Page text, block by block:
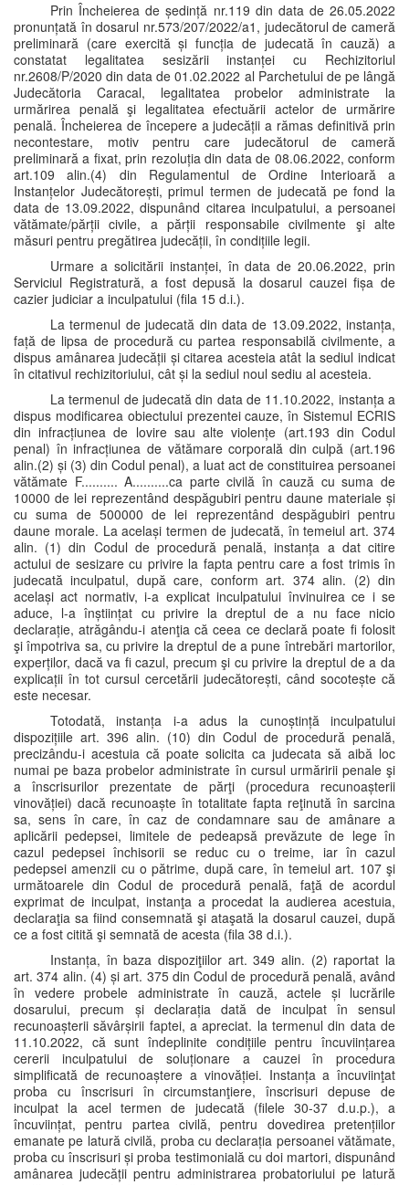
Prin Încheierea de ședință nr.119 din data de 26.05.2022
pronunțată în dosarul nr.573/207/2022/a1, judecătorul de cameră
preliminară (care exercită și funcția de judecată în cauză) a
constatat legalitatea sesizării instanței cu Rechizitoriul
nr.2608/P/2020 din data de 01.02.2022 al Parchetului de pe lângă
Judecătoria Caracal, legalitatea probelor administrate la
urmărirea penală şi legalitatea efectuării actelor de urmărire
penală. Încheierea de începere a judecății a rămas definitivă prin
necontestare, motiv pentru care judecătorul de cameră
preliminară a fixat, prin rezoluția din data de 08.06.2022, conform
art.109 alin.(4) din Regulamentul de Ordine Interioară a
Instanțelor Judecătorești, primul termen de judecată pe fond la
data de 13.09.2022, dispunând citarea inculpatului, a persoanei
vătămate/părții civile, a părții responsabile civilmente şi alte
măsuri pentru pregătirea judecății, în condițiile legii.
Urmare a solicitării instanței, în data de 20.06.2022, prin
Serviciul Registratură, a fost depusă la dosarul cauzei fișa de
cazier judiciar a inculpatului (fila 15 d.i.).
La termenul de judecată din data de 13.09.2022, instanța,
față de lipsa de procedură cu partea responsabilă civilmente, a
dispus amânarea judecății și citarea acesteia atât la sediul indicat
în citativul rechizitoriului, cât și la sediul noul sediu al acesteia.
La termenul de judecată din data de 11.10.2022, instanța a
dispus modificarea obiectului prezentei cauze, în Sistemul ECRIS
din infracțiunea de lovire sau alte violențe (art.193 din Codul
penal) în infracțiunea de vătămare corporală din culpă (art.196
alin.(2) și (3) din Codul penal), a luat act de constituirea persoanei
vătămate F.......... A..........ca parte civilă în cauză cu suma de
10000 de lei reprezentând despăgubiri pentru daune materiale și
cu suma de 500000 de lei reprezentând despăgubiri pentru
daune morale. La același termen de judecată, în temeiul art. 374
alin. (1) din Codul de procedură penală, instanța a dat citire
actului de sesizare cu privire la fapta pentru care a fost trimis în
judecată inculpatul, după care, conform art. 374 alin. (2) din
același act normativ, i-a explicat inculpatului învinuirea ce i se
aduce, l-a înștiințat cu privire la dreptul de a nu face nicio
declarație, atrăgându-i atenţia că ceea ce declară poate fi folosit
şi împotriva sa, cu privire la dreptul de a pune întrebări martorilor,
experților, dacă va fi cazul, precum şi cu privire la dreptul de a da
explicații în tot cursul cercetării judecătorești, când socotește că
este necesar.
Totodată, instanța i-a adus la cunoștință inculpatului
dispozițiile art. 396 alin. (10) din Codul de procedură penală,
precizându-i acestuia că poate solicita ca judecata să aibă loc
numai pe baza probelor administrate în cursul urmăririi penale şi
a înscrisurilor prezentate de părţi (procedura recunoașterii
vinovăției) dacă recunoaște în totalitate fapta reţinută în sarcina
sa, sens în care, în caz de condamnare sau de amânare a
aplicării pedepsei, limitele de pedeapsă prevăzute de lege în
cazul pedepsei închisorii se reduc cu o treime, iar în cazul
pedepsei amenzii cu o pătrime, după care, în temeiul art. 107 şi
următoarele din Codul de procedură penală, faţă de acordul
exprimat de inculpat, instanţa a procedat la audierea acestuia,
declaraţia sa fiind consemnată şi ataşată la dosarul cauzei, după
ce a fost citită şi semnată de acesta (fila 38 d.i.).
Instanța, în baza dispoziţiilor art. 349 alin. (2) raportat la
art. 374 alin. (4) și art. 375 din Codul de procedură penală, având
în vedere probele administrate în cauză, actele și lucrările
dosarului, precum și declarația dată de inculpat în sensul
recunoașterii săvârșirii faptei, a apreciat. la termenul din data de
11.10.2022, că sunt îndeplinite condițiile pentru încuviințarea
cererii inculpatului de soluționare a cauzei în procedura
simplificată de recunoaștere a vinovăției. Instanța a încuviinţat
proba cu înscrisuri în circumstanţiere, înscrisuri depuse de
inculpat la acel termen de judecată (filele 30-37 d.u.p.), a
încuviințat, pentru partea civilă, pentru dovedirea pretențiilor
emanate pe latură civilă, proba cu declarația persoanei vătămate,
proba cu înscrisuri și proba testimonială cu doi martori, dispunând
amânarea judecății pentru administrarea probatoriului pe latură